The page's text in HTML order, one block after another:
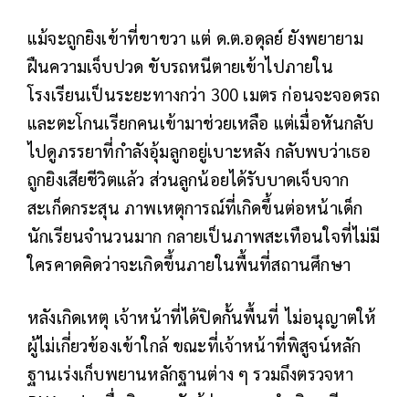
แม้จะถูกยิงเข้าที่ขาขวา แต่ ด.ต.อดุลย์ ยังพยายาม
ฝืนความเจ็บปวด ขับรถหนีตายเข้าไปภายใน
โรงเรียนเป็นระยะทางกว่า 300 เมตร ก่อนจะจอดรถ
และตะโกนเรียกคนเข้ามาช่วยเหลือ แต่เมื่อหันกลับ
ไปดูภรรยาที่กำลังอุ้มลูกอยู่เบาะหลัง กลับพบว่าเธอ
ถูกยิงเสียชีวิตแล้ว ส่วนลูกน้อยได้รับบาดเจ็บจาก
สะเก็ดกระสุน ภาพเหตุการณ์ที่เกิดขึ้นต่อหน้าเด็ก
นักเรียนจำนวนมาก กลายเป็นภาพสะเทือนใจที่ไม่มี
ใครคาดคิดว่าจะเกิดขึ้นภายในพื้นที่สถานศึกษา
หลังเกิดเหตุ เจ้าหน้าที่ได้ปิดกั้นพื้นที่ ไม่อนุญาตให้
ผู้ไม่เกี่ยวข้องเข้าใกล้ ขณะที่เจ้าหน้าที่พิสูจน์หลัก
ฐานเร่งเก็บพยานหลักฐานต่าง ๆ รวมถึงตรวจหา